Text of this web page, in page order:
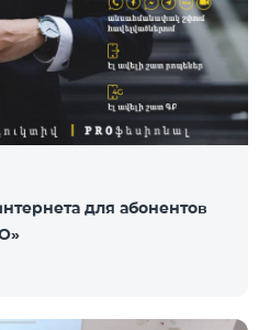
для абонентов